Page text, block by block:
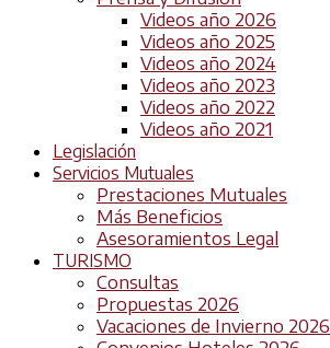
Videos año 2026
Videos año 2025
Videos año 2024
Videos año 2023
Videos año 2022
Videos año 2021
Legislación
Servicios Mutuales
Prestaciones Mutuales
Más Beneficios
Asesoramientos Legal
TURISMO
Consultas
Propuestas 2026
Vacaciones de Invierno 2026